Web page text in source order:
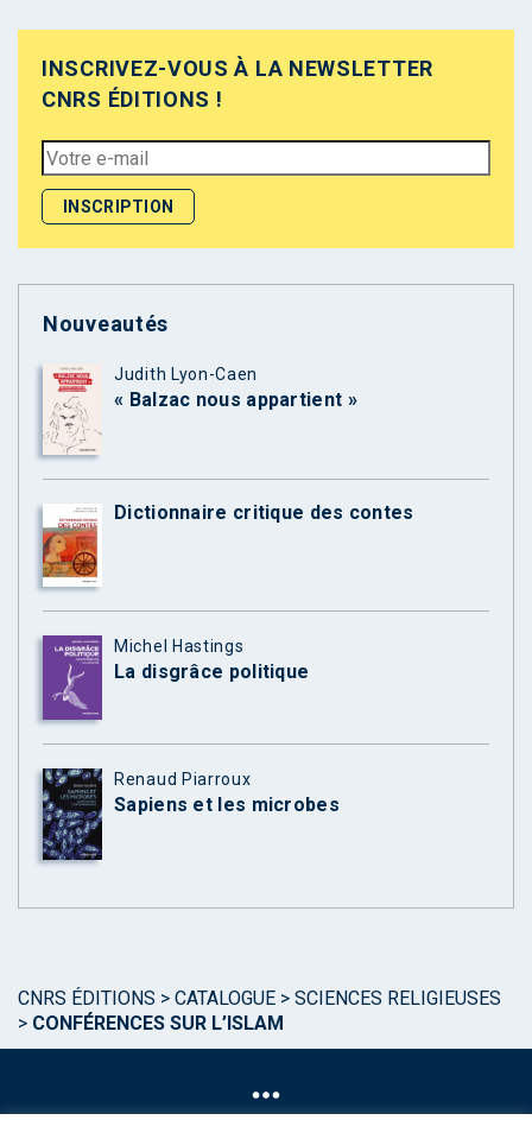
INSCRIVEZ-VOUS À LA NEWSLETTER
CNRS ÉDITIONS !
Nouveautés
Judith Lyon-Caen
« Balzac nous appartient »
Dictionnaire critique des contes
Michel Hastings
La disgrâce politique
Renaud Piarroux
Sapiens et les microbes
CNRS ÉDITIONS > CATALOGUE > SCIENCES RELIGIEUSES
> CONFÉRENCES SUR L’ISLAM